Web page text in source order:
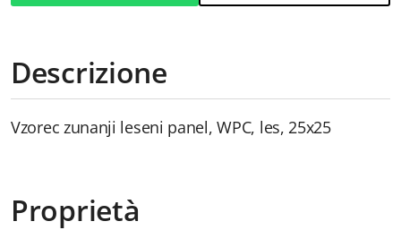
Descrizione
Vzorec zunanji leseni panel, WPC, les, 25x25
Proprietà